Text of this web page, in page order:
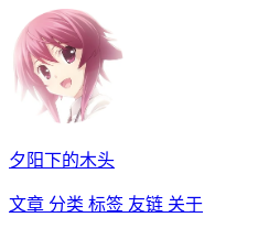
夕阳下的木头
文章 分类 标签 友链 关于